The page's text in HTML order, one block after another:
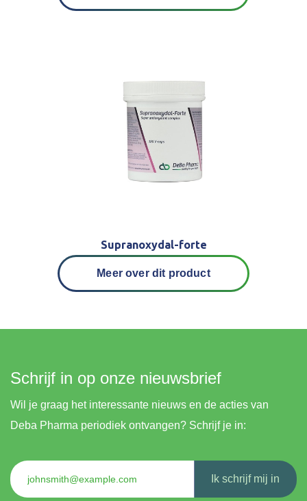
Supranoxydal-forte
Meer over dit product
Ik schrijf mij in
Schrijf in op onze nieuwsbrief
Wil je graag het interessante nieuws en de acties van
Deba Pharma periodiek ontvangen? Schrijf je in: